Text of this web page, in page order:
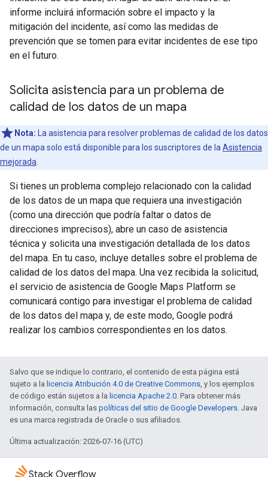
informe incluirá información sobre el impacto y la
mitigación del incidente, así como las medidas de
prevención que se tomen para evitar incidentes de ese tipo
en el futuro.
Solicita asistencia para un problema de
calidad de los datos de un mapa
Nota: La asistencia para resolver problemas de calidad de los datos
de un mapa solo está disponible para los suscriptores de la Asistencia
mejorada
Si tienes un problema complejo relacionado con la calidad
de los datos de un mapa que requiera una investigación
(como una dirección que podría faltar o datos de
direcciones imprecisos), abre un caso de asistencia
técnica y solicita una investigación detallada de los datos
del mapa. En tu caso, incluye detalles sobre el problema de
calidad de los datos del mapa. Una vez recibida la solicitud,
el servicio de asistencia de Google Maps Platform se
comunicará contigo para investigar el problema de calidad
de los datos del mapa y, de este modo, Google podrá
realizar los cambios correspondientes en los datos.
Salvo que se indique lo contrario, el contenido de esta página está
sujeto a la licencia Atribución 4.0 de Creative Commons , y los ejemplos
de código están sujetos a la licencia Apache 2.0 . Para obtener más
información, consulta las políticas del sitio de Google Developers . Java
es una marca registrada de Oracle o sus afiliados.
Última actualización: 2026-07-16 (UTC)
Stack Overflow